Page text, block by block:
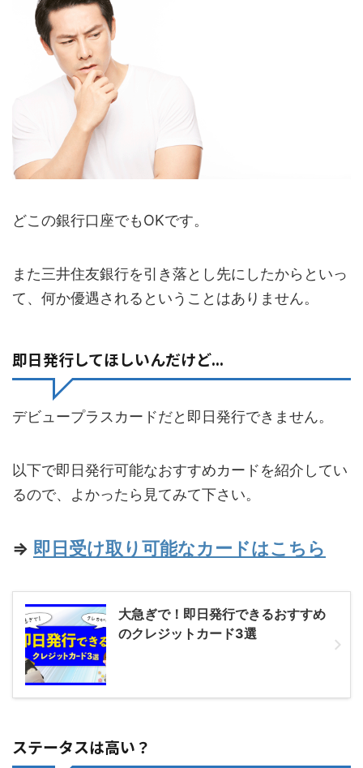
どこの銀行口座でもOKです。
また三井住友銀行を引き落とし先にしたからといっ
て、何か優遇されるということはありません。
即日発行してほしいんだけど...
デビュープラスカードだと即日発行できません。
以下で即日発行可能なおすすめカードを紹介してい
るので、よかったら見てみて下さい。
⇒ 即日受け取り可能なカードはこちら
大急ぎで！即日発行できるおすすめ
のクレジットカード3選
ステータスは高い？